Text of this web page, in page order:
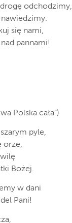
odchodzimy,
nawiedzimy.
się nami,
pannami!
Polska cała”)
pyle,
orze,
Bożej.
w dani
Pani!